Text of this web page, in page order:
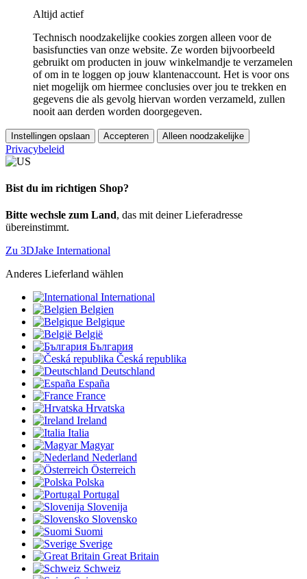
Altijd actief
Technisch noodzakelijke cookies zorgen alleen voor de
basisfuncties van onze website. Ze worden bijvoorbeeld
gebruikt om producten in jouw winkelmandje te verzamelen
of om in te loggen op jouw klantenaccount. Het is voor ons
niet mogelijk om hiermee conclusies over jou te trekken en
gegevens die als gevolg hiervan worden verzameld, zullen
nooit aan derden worden doorgegeven.
Instellingen opslaan Accepteren Alleen noodzakelijke
Privacybeleid
Bist du im richtigen Shop?
Bitte wechsle zum Land, das mit deiner Lieferadresse
übereinstimmt.
Zu 3DJake International
Anderes Lieferland wählen
International
Belgien
Belgique
België
България
Česká republika
Deutschland
España
France
Hrvatska
Ireland
Italia
Magyar
Nederland
Österreich
Polska
Portugal
Slovenija
Slovensko
Suomi
Sverige
Great Britain
Schweiz